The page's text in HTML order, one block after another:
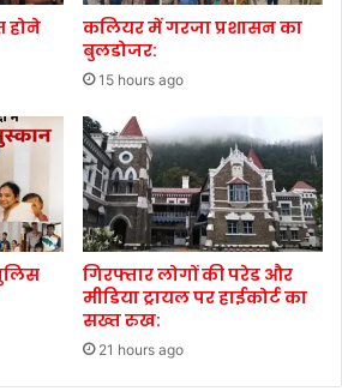
होने
कलियर में गरजा प्रशासन का
बुलडोजर:
15 hours ago
गिरफ्तार लोगों की परेड और
मीडिया ट्रायल पर हाईकोर्ट का
सख्त रुख:
21 hours ago